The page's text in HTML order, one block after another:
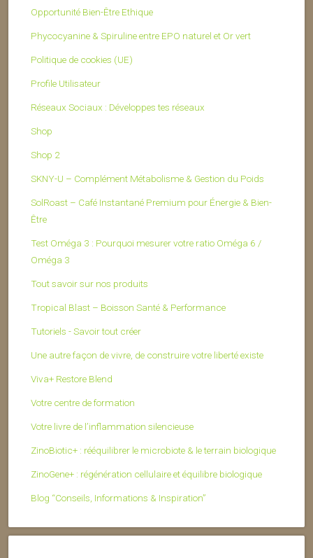
Opportunité Bien-Être Ethique
Phycocyanine & Spiruline entre EPO naturel et Or vert
Politique de cookies (UE)
Profile Utilisateur
Réseaux Sociaux : Développes tes réseaux
Shop
Shop 2
SKNY-U – Complément Métabolisme & Gestion du Poids
SolRoast – Café Instantané Premium pour Énergie & Bien-
Être
Test Oméga 3 : Pourquoi mesurer votre ratio Oméga 6 /
Oméga 3
Tout savoir sur nos produits
Tropical Blast – Boisson Santé & Performance
Tutoriels - Savoir tout créer
Une autre façon de vivre, de construire votre liberté existe
Viva+ Restore Blend
Votre centre de formation
Votre livre de l’inflammation silencieuse
ZinoBiotic+ : rééquilibrer le microbiote & le terrain biologique
ZinoGene+ : régénération cellulaire et équilibre biologique
Blog “Conseils, Informations & Inspiration”